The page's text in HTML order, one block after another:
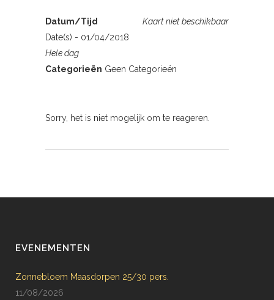
Kaart niet beschikbaar
Datum/Tijd
Date(s) - 01/04/2018
Hele dag
Categorieën Geen Categorieën
Sorry, het is niet mogelijk om te reageren.
EVENEMENTEN
Zonnebloem Maasdorpen 25/30 pers.
11/08/2026